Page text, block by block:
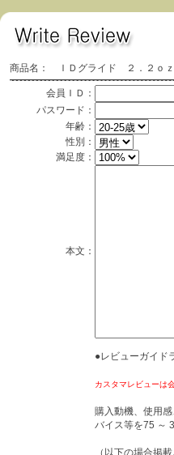
商品名： ＩＤグライド ２．２ｏｚ
会員ＩＤ：
パスワード：
年齢：
性別：
満足度：
本文：
●レビューガイド
カスタマレビューは
購入動機、使用
バイス等を75 ～
（以下の場合掲